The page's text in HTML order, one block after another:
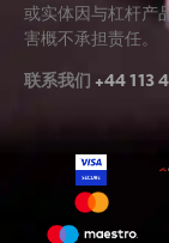
或实体因与杠杆产
害概不承担责任。
联系我们 +44 113